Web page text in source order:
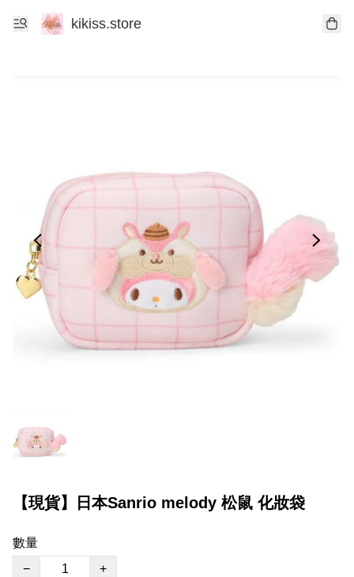
kikiss.store
【現貨】日本Sanrio melody 松鼠 化妝袋
數量
−
+